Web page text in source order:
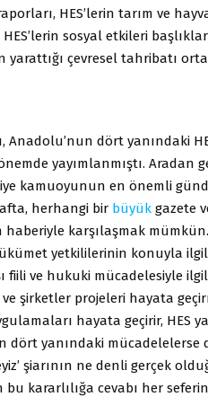
HES’lerin tarım ve
sosyal etkileri
yarattığı çevresel tahribatı
Anadolu’nun dört yanındaki
yayımlanmıştı. Aradan
kamuoyunun en önemli
herhangi bir büyük gazete
haberiyle karşılaşmak
yetkililerinin konuyla
fiili ve hukuki mücadelesiyle
şirketler projeleri hayata
hayata geçirir, HES
dört yanındaki mücadelelerse
şiarının ne denli gerçek
kararlılığa cevabı her